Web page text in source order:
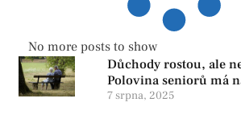
No more posts to show
Důchody rostou, ale
Polovina seniorů má
penzi, tisíce však žijí
7 srpna, 2025